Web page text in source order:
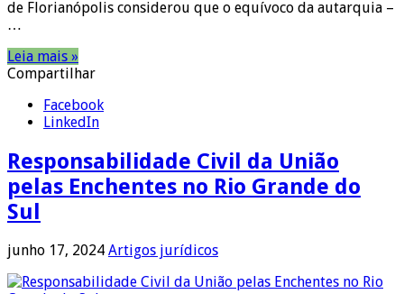
de Florianópolis considerou que o equívoco da autarquia –
…
Leia mais »
Compartilhar
Facebook
LinkedIn
Responsabilidade Civil da União
pelas Enchentes no Rio Grande do
Sul
junho 17, 2024 Artigos jurídicos